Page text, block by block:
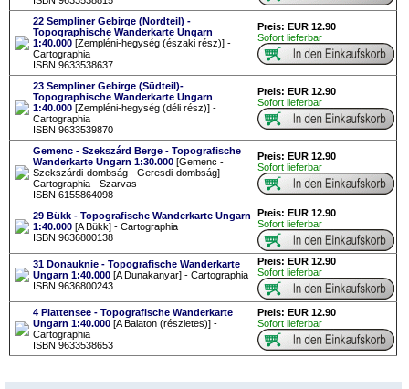
22 Sempliner Gebirge (Nordteil) -
Topographische Wanderkarte Ungarn
1:40.000 [Zempléni-hegység (északi rész)] -
Cartographia
ISBN 9633538637
Preis: EUR 12.90
Sofort lieferbar
23 Sempliner Gebirge (Südteil)-
Topographische Wanderkarte Ungarn
1:40.000 [Zempléni-hegység (déli rész)] -
Cartographia
ISBN 9633539870
Preis: EUR 12.90
Sofort lieferbar
Gemenc - Szekszárd Berge - Topografische
Wanderkarte Ungarn 1:30.000 [Gemenc -
Szekszárdi-dombság - Geresdi-dombság] -
Cartographia - Szarvas
ISBN 6155864098
Preis: EUR 12.90
Sofort lieferbar
29 Bükk - Topografische Wanderkarte Ungarn
1:40.000 [A Bükk] - Cartographia
ISBN 9636800138
Preis: EUR 12.90
Sofort lieferbar
31 Donauknie - Topografische Wanderkarte
Ungarn 1:40.000 [A Dunakanyar] - Cartographia
ISBN 9636800243
Preis: EUR 12.90
Sofort lieferbar
4 Plattensee - Topografische Wanderkarte
Ungarn 1:40.000 [A Balaton (részletes)] -
Cartographia
ISBN 9633538653
Preis: EUR 12.90
Sofort lieferbar